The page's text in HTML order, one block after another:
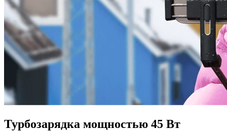
Турбозарядка мощностью 45 Вт